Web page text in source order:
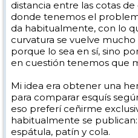
distancia entre las cotas
donde tenemos el
da habitualmente, con lo
curvatura se vuelve
porque lo sea en sí, sino
en cuestión tenemos que
Mi idea era obtener una
para comparar esquís
eso preferí ceñirme
habitualmente se
espátula, patín y cola.